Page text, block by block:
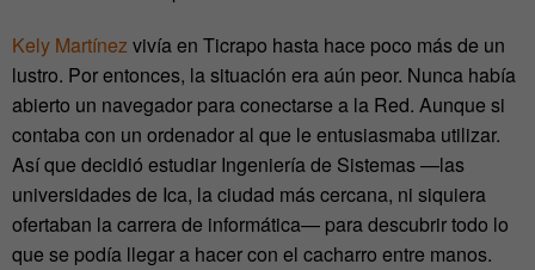
Kely Martínezvivía en Ticrapo hasta hace poco más de un
lustro. Por entonces, la situación era aún peor. Nunca había
abierto un navegador para conectarse a la Red. Aunque si
contaba con un ordenador al que le entusiasmaba utilizar.
Así que decidió estudiar Ingeniería de Sistemas—las
universidades de Ica, la ciudad más cercana, ni siquiera
ofertaban la carrera de informática— para descubrir todo lo
que se podía llegar a hacer con el cacharro entre manos.